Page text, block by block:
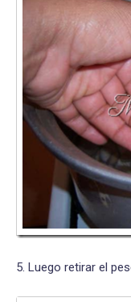
5. Luego retirar el